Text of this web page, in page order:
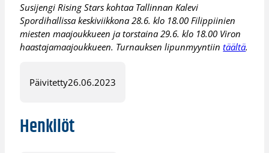
Susijengi Rising Stars kohtaa Tallinnan Kalevi
Spordihallissa keskiviikkona 28.6. klo 18.00 Filippiinien
miesten maajoukkueen ja torstaina 29.6. klo 18.00 Viron
haastajamaajoukkueen. Turnauksen lipunmyyntiintäältä.
Päivitetty26.06.2023
Henkilöt